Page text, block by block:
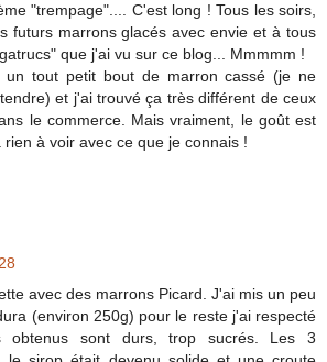
"trempage".... C'est long ! Tous les soirs,
futurs marrons glacés avec envie et à tous
que j'ai vu sur ce blog... Mmmmm !
un tout petit bout de marron cassé (je ne
et j'ai trouvé ça très différent de ceux
le commerce. Mais vraiment, le goût est
à voir avec ce que je connais !
avec des marrons Picard. J'ai mis un peu
(environ 250g) pour le reste j'ai respecté
obtenus sont durs, trop sucrés. Les 3